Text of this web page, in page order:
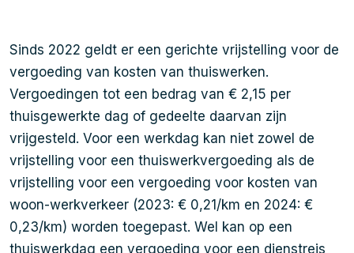
Sinds 2022 geldt er een gerichte vrijstelling voor de
vergoeding van kosten van thuiswerken.
Vergoedingen tot een bedrag van € 2,15 per
thuisgewerkte dag of gedeelte daarvan zijn
vrijgesteld. Voor een werkdag kan niet zowel de
vrijstelling voor een thuiswerkvergoeding als de
vrijstelling voor een vergoeding voor kosten van
woon-werkverkeer (2023: € 0,21/km en 2024: €
0,23/km) worden toegepast. Wel kan op een
thuiswerkdag een vergoeding voor een dienstreis